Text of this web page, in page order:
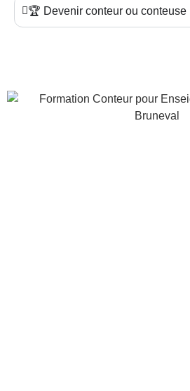
🏆 Devenir conteur ou